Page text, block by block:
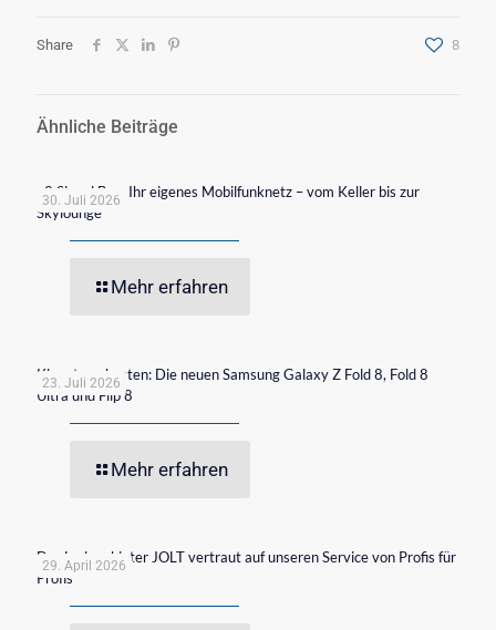
Share 8
Ähnliche Beiträge
30. Juli 2026
o2 Signal Box: Ihr eigenes Mobilfunknetz – vom Keller bis zur
Skylounge
Mehr erfahren
23. Juli 2026
Klappt am besten: Die neuen Samsung Galaxy Z Fold 8, Fold 8
Ultra und Flip 8
Mehr erfahren
29. April 2026
Der Ladeanbieter JOLT vertraut auf unseren Service von Profis für
Profis